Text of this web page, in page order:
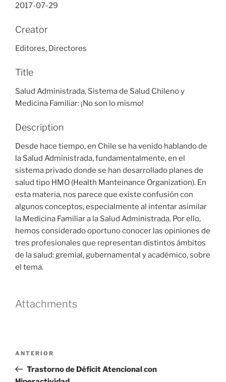
2017-07-29
Creator
Editores, Directores
Title
Salud Administrada, Sistema de Salud Chileno y
Medicina Familiar: ¡No son lo mismo!
Description
Desde hace tiempo, en Chile se ha venido hablando de
la Salud Administrada, fundamentalmente, en el
sistema privado donde se han desarrollado planes de
salud tipo HMO (Health Manteinance Organization). En
esta materia, nos parece que existe confusión con
algunos conceptos, especialmente al intentar asimilar
la Medicina Familiar a la Salud Administrada. Por ello,
hemos considerado oportuno conocer las opiniones de
tres profesionales que representan distintos ámbitos
de la salud: gremial, gubernamental y académico, sobre
el tema.
Attachments
entradas
Entrada
anterior
ANTERIOR
Trastorno de Déficit Atencional con